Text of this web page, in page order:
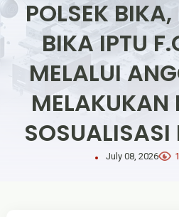
POLSEK
BIKA IPTU
MELALUI
MELAKUKAN
SOSUALISASI
July 08, 2026